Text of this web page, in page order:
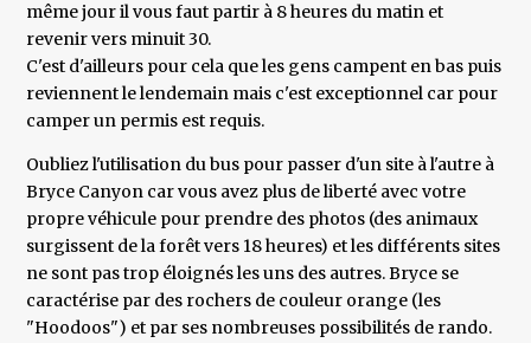
même jour il vous faut partir à 8 heures du matin et
revenir vers minuit 30.
C'est d'ailleurs pour cela que les gens campent en bas puis
reviennent le lendemain mais c'est exceptionnel car pour
camper un permis est requis.
Oubliez l'utilisation du bus pour passer d'un site à l'autre à
Bryce Canyon car vous avez plus de liberté avec votre
propre véhicule pour prendre des photos (des animaux
surgissent de la forêt vers 18 heures) et les différents sites
ne sont pas trop éloignés les uns des autres. Bryce se
caractérise par des rochers de couleur orange (les
"Hoodoos") et par ses nombreuses possibilités de rando.